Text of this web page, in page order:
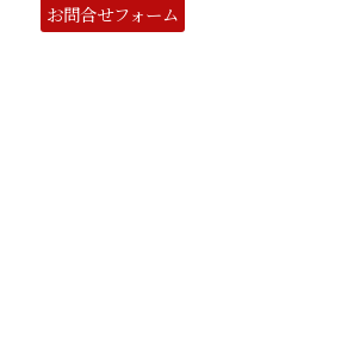
お問合せフォーム